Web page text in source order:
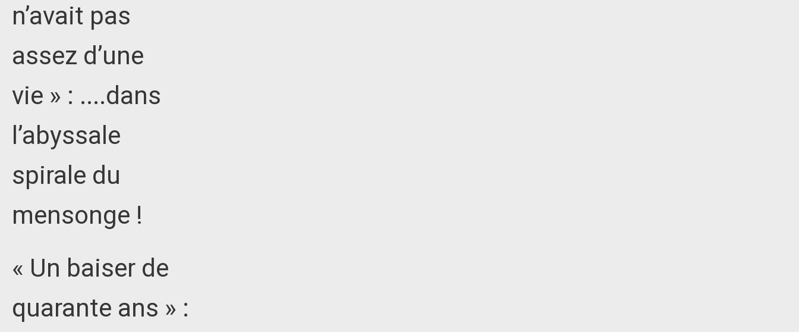
n’avait pas
assez d’une
vie » : ....dans
l’abyssale
spirale du
mensonge !
« Un baiser de
quarante ans » :